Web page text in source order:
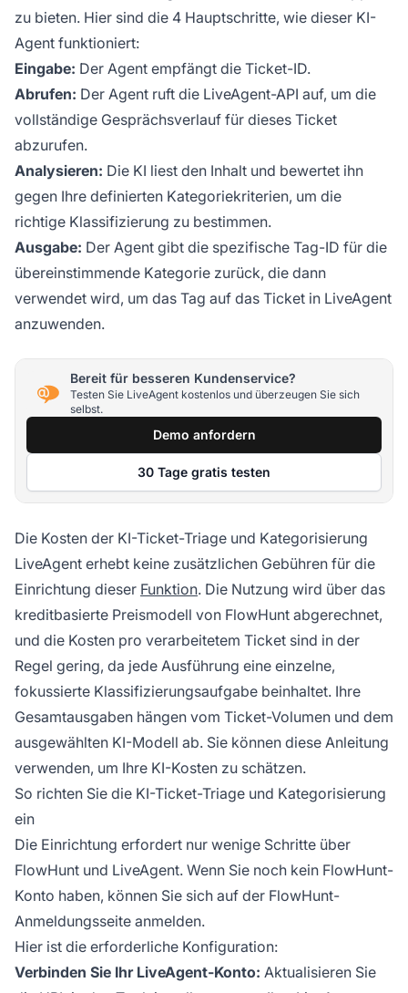
zu bieten. Hier sind die 4 Hauptschritte, wie dieser KI-
Agent funktioniert:
Eingabe: Der Agent empfängt die Ticket-ID.
Abrufen: Der Agent ruft die LiveAgent-API auf, um die
vollständige Gesprächsverlauf für dieses Ticket
abzurufen.
Analysieren: Die KI liest den Inhalt und bewertet ihn
gegen Ihre definierten Kategoriekriterien, um die
richtige Klassifizierung zu bestimmen.
Ausgabe: Der Agent gibt die spezifische Tag-ID für die
übereinstimmende Kategorie zurück, die dann
verwendet wird, um das Tag auf das Ticket in LiveAgent
anzuwenden.
Bereit für besseren Kundenservice?
Testen Sie LiveAgent kostenlos und überzeugen Sie sich
selbst.
Demo anfordern
30 Tage gratis testen
Die Kosten der KI-Ticket-Triage und Kategorisierung
LiveAgent erhebt keine zusätzlichen Gebühren für die
Einrichtung dieser Funktion. Die Nutzung wird über das
kreditbasierte Preismodell von FlowHunt abgerechnet,
und die Kosten pro verarbeitetem Ticket sind in der
Regel gering, da jede Ausführung eine einzelne,
fokussierte Klassifizierungsaufgabe beinhaltet. Ihre
Gesamtausgaben hängen vom Ticket-Volumen und dem
ausgewählten KI-Modell ab. Sie können diese Anleitung
verwenden, um Ihre KI-Kosten zu schätzen.
So richten Sie die KI-Ticket-Triage und Kategorisierung
ein
Die Einrichtung erfordert nur wenige Schritte über
FlowHunt und LiveAgent. Wenn Sie noch kein FlowHunt-
Konto haben, können Sie sich auf der FlowHunt-
Anmeldungsseite anmelden.
Hier ist die erforderliche Konfiguration:
Verbinden Sie Ihr LiveAgent-Konto: Aktualisieren Sie